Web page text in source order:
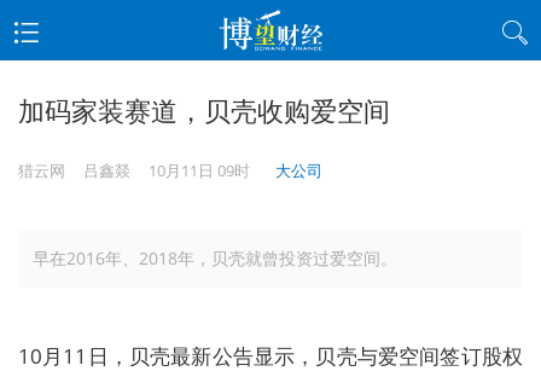
加码家装赛道，贝壳收购爱空间
猎云网 吕鑫燚 10月11日 09时 大公司
早在2016年、2018年，贝壳就曾投资过爱空间。
10月11日，贝壳最新公告显示，贝壳与爱空间签订股权